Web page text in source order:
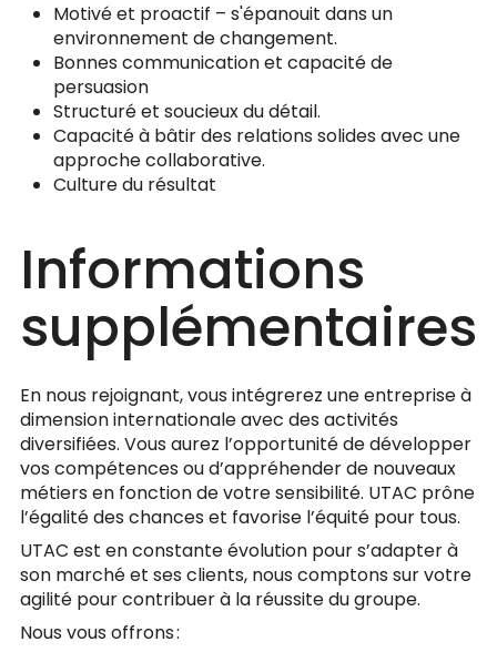
Motivé et proactif – s'épanouit dans un
environnement de changement.
Bonnes communication et capacité de
persuasion
Structuré et soucieux du détail.
Capacité à bâtir des relations solides avec une
approche collaborative.
Culture du résultat
Informations
supplémentaires
En nous rejoignant, vous intégrerez une entreprise à
dimension internationale avec des activités
diversifiées. Vous aurez l’opportunité de développer
vos compétences ou d’appréhender de nouveaux
métiers en fonction de votre sensibilité. UTAC prône
l’égalité des chances et favorise l’équité pour tous.
UTAC est en constante évolution pour s’adapter à
son marché et ses clients, nous comptons sur votre
agilité pour contribuer à la réussite du groupe.
Nous vous offrons :